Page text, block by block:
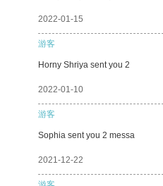
2022-01-15
游客
Horny Shriya sent you 2
2022-01-10
游客
Sophia sent you 2 messa
2021-12-22